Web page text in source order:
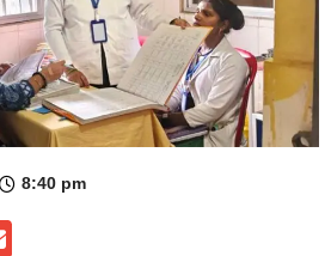
8:40 pm